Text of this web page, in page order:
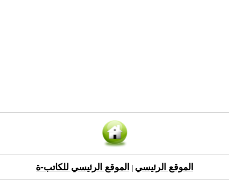
الموقع الرئيسي الموقع الرئيسي للكاتب-ة